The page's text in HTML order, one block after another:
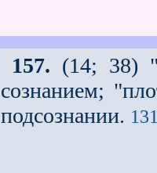
157. (14; 38)
сознанием;
подсознании.